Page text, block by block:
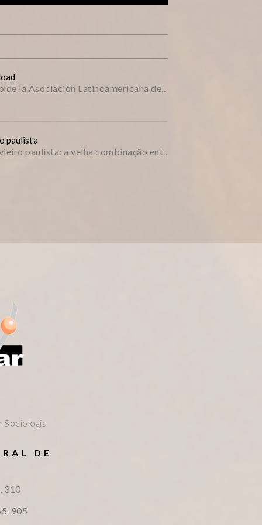
de la Asociación Latinoamericana de..
paulista
paulista: a velha combinação ent..
Sociologia
DE
310
905